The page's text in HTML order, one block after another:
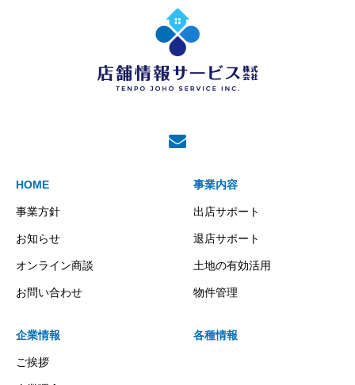
HOME
事業方針
お知らせ
オンライン商談
お問い合わせ
事業内容
出店サポート
退店サポート
土地の有効活用
物件管理
企業情報
ご挨拶
各種情報